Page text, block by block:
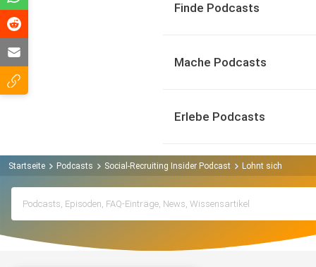
Finde Podcasts
Mache Podcasts
Erlebe Podcasts
Startseite Podcasts Social-Recruiting Insider Podcast Lohnt sich Social-